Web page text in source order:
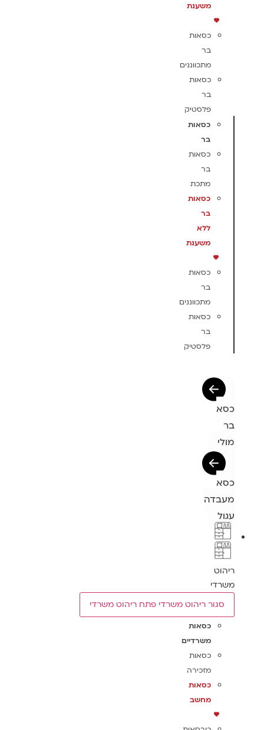
משענת
כסאות
בר
מתכווננים
כסאות
בר
פלסטיק
כסאות
בר
כסאות
בר
מתכת
כסאות
בר
ללא
משענת
כסאות
בר
מתכווננים
כסאות
בר
פלסטיק
כסא
בר
מולי
כסא
מעבדה
עגול
ריהוט
משרדי
סגור ריהוט משרדי פתח ריהוט משרדי
כסאות
משרדיים
כסאות
מזכירה
כסאות
מחשב